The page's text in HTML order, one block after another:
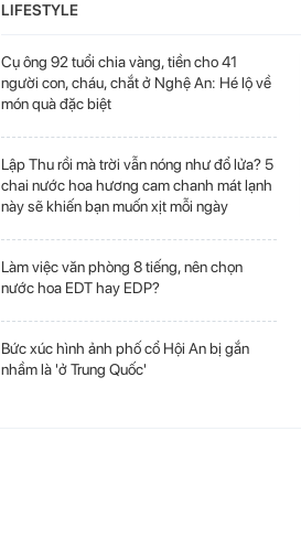
LIFESTYLE
Cụ ông 92 tuổi chia vàng, tiền cho 41
người con, cháu, chắt ở Nghệ An: Hé lộ về
món quà đặc biệt
Lập Thu rồi mà trời vẫn nóng như đổ lửa? 5
chai nước hoa hương cam chanh mát lạnh
này sẽ khiến bạn muốn xịt mỗi ngày
Làm việc văn phòng 8 tiếng, nên chọn
nước hoa EDT hay EDP?
Bức xúc hình ảnh phố cổ Hội An bị gắn
nhầm là 'ở Trung Quốc'